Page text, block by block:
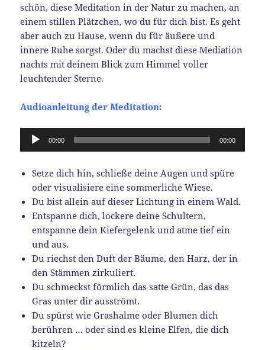
schön, diese Meditation in der Natur zu machen, an
einem stillen Plätzchen, wo du für dich bist. Es geht
aber auch zu Hause, wenn du für äußere und
innere Ruhe sorgst. Oder du machst diese Mediation
nachts mit deinem Blick zum Himmel voller
leuchtender Sterne.
Audioanleitung der Meditation:
Audio-
00:00 00:00
Setze dich hin, schließe deine Augen und spüre
oder visualisiere eine sommerliche Wiese.
Du bist allein auf dieser Lichtung in einem Wald.
Entspanne dich, lockere deine Schultern,
entspanne dein Kiefergelenk und atme tief ein
und aus.
Du riechst den Duft der Bäume, den Harz, der in
den Stämmen zirkuliert.
Du schmeckst förmlich das satte Grün, das das
Gras unter dir ausströmt.
Du spürst wie Grashalme oder Blumen dich
berühren … oder sind es kleine Elfen, die dich
kitzeln?